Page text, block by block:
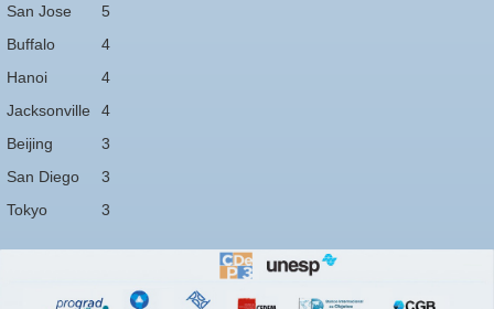
San Jose
5
Buffalo
4
Hanoi
4
Jacksonville
4
Beijing
3
San Diego
3
Tokyo
3